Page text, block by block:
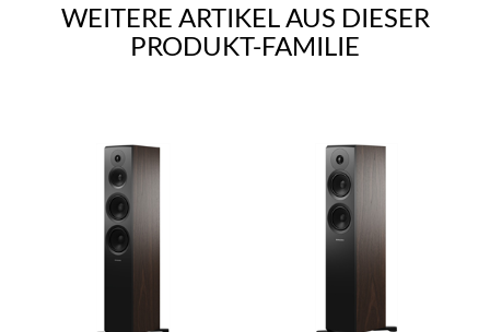
WEITERE ARTIKEL AUS DIESER
PRODUKT-FAMILIE